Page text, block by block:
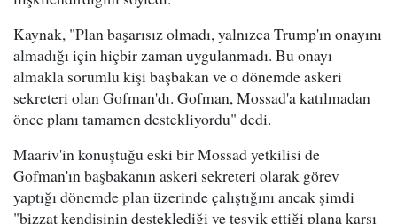
Kaynak, "Plan başarısız olmadı, yalnızca Trump'ın onayını
almadığı için hiçbir zaman uygulanmadı. Bu onayı
almakla sorumlu kişi başbakan ve o dönemde askeri
sekreteri olan Gofman'dı. Gofman, Mossad'a katılmadan
önce planı tamamen destekliyordu" dedi.
Maariv'in konuştuğu eski bir Mossad yetkilisi de
Gofman'ın başbakanın askeri sekreteri olarak görev
yaptığı dönemde plan üzerinde çalıştığını ancak şimdi
"bizzat kendisinin desteklediği ve teşvik ettiği plana karşı